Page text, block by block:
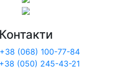
Контакти
(068) 100-77-84
+38 (050) 245-43-21